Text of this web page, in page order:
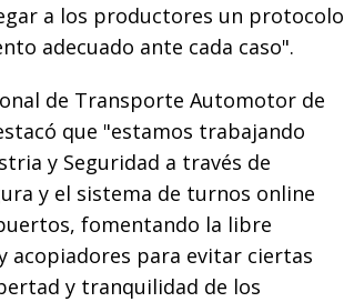
a los productores un protocolo
adecuado ante cada caso".
de Transporte Automotor de
que "estamos trabajando
y Seguridad a través de
y el sistema de turnos online
fomentando la libre
acopiadores para evitar ciertas
y tranquilidad de los